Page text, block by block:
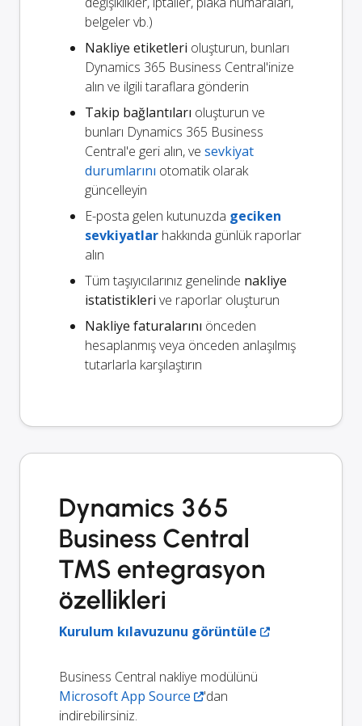
belgeler vb.)
Nakliye etiketleri oluşturun, bunları
Dynamics 365 Business Central'inize
alın ve ilgili taraflara gönderin
Takip bağlantıları oluşturun ve
bunları Dynamics 365 Business
Central'e geri alın, ve sevkiyat
durumlarını otomatik olarak
güncelleyin
E-posta gelen kutunuzda geciken
sevkiyatlar hakkında günlük raporlar
alın
Tüm taşıyıcılarınız genelinde nakliye
istatistikleri ve raporlar oluşturun
Nakliye faturalarını önceden
hesaplanmış veya önceden anlaşılmış
tutarlarla karşılaştırın
Dynamics 365
Business Central
TMS entegrasyon
özellikleri
Kurulum kılavuzunu görüntüle
Business Central nakliye modülünü
Microsoft App Source
'dan
indirebilirsiniz.